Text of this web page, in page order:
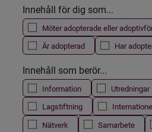
Innehåll för dig som...
Möter adopterade eller
Är adopterad
Har
Innehåll som berör...
Information Utredningar
Lagstiftning
Nätverk
Samarbete